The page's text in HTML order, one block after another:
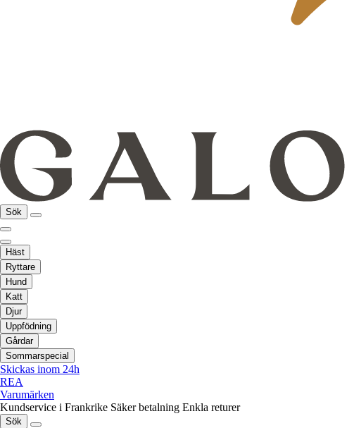
Sök
Häst
Ryttare
Hund
Katt
Djur
Uppfödning
Gårdar
Sommarspecial
Skickas inom 24h
REA
Varumärken
Kundservice i Frankrike Säker betalning Enkla returer
Sök